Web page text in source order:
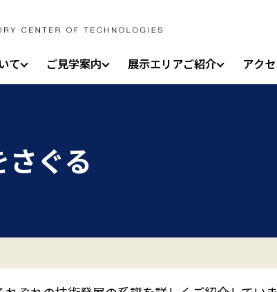
て ご見学案内 展示エリアご紹介 アク
ぐる